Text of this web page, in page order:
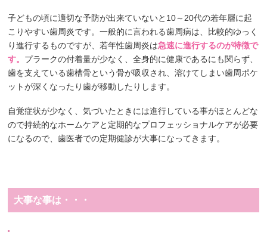
子どもの頃に適切な予防が出来ていないと10～20代の若年層に起
こりやすい歯周炎です。一般的に言われる歯周病は、比較的ゆっく
り進行するものですが、若年性歯周炎は急速に進行するのが特徴で
す。 プラークの付着量が少なく、全身的に健康であるにも関らず、
歯を支えている歯槽骨という骨が吸収され、溶けてしまい歯周ポケ
ットが深くなったり歯が移動したりします。
自覚症状が少なく、気づいたときには進行している事がほとんどな
ので持続的なホームケアと定期的なプロフェッショナルケアが必要
になるので、歯医者での定期健診が大事になってきます。
大事な事は・・・